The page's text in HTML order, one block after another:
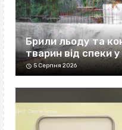
Брили льоду та
тварин від спеки
5 Серпня 2026